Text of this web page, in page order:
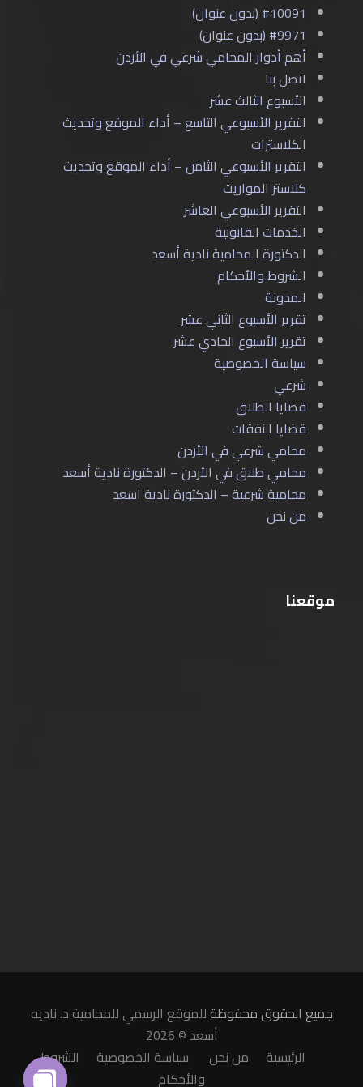
#10091 (بدون عنوان)
#9971 (بدون عنوان)
أهم أدوار المحامي شرعي في الأردن
اتصل بنا
الأسبوع الثالث عشر
التقرير الأسبوعي التاسع – أداء الموقع وتحديث
الكلاسترات
التقرير الأسبوعي الثامن – أداء الموقع وتحديث
كلاستر المواريث
التقرير الأسبوعي العاشر
الخدمات القانونية
الدكتورة المحامية نادية أسعد
الشروط والأحكام
المدونة
تقرير الأسبوع الثاني عشر
تقرير الأسبوع الحادي عشر
سياسة الخصوصية
شرعي
قضايا الطلاق
قضايا النفقات
محامي شرعي في الأردن
محامي طلاق في الأردن – الدكتورة نادية أسعد
محامية شرعية – الدكتورة نادية اسعد
من نحن
موقعنا
جميع الحقوق محفوظةللموقع الرسمي للمحامية د. ناديه
أسعد © 2026
الرئيسية
من نحن سياسة الخصوصية
الشروط
والأحكام